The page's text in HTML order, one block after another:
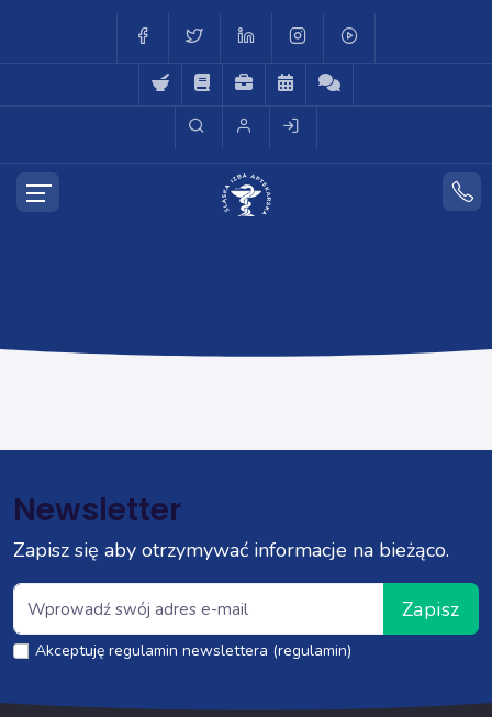
Newsletter
Zapisz się aby otrzymywać informacje na bieżąco.
Zapisz
Akceptuję regulamin newslettera (regulamin)